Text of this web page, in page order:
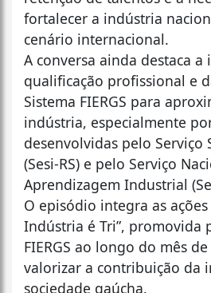
fortalecer a indústria
cenário internacional.
A conversa ainda destaca
qualificação profissional e
Sistema FIERGS para
indústria, especialmente
desenvolvidas pelo Serviço
(Sesi-RS) e pelo Serviço
Aprendizagem Industrial
O episódio integra as ações
Indústria é Tri”, promovida
FIERGS ao longo do mês
valorizar a contribuição da
sociedade gaúcha.